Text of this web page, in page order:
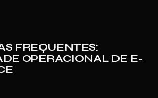
FREQUENTES:
OPERACIONAL DE E-